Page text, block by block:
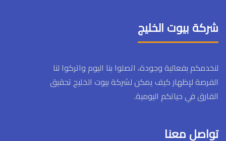
شركة بيوت الخليج
لنخدمكم بفعالية وجودة، اتصلوا بنا اليوم واتركوا لنا
الفرصة لإظهار كيف يمكن لشركة بيوت الخليج تحقيق
الفارق في حياتكم اليومية.
تواصل معنا